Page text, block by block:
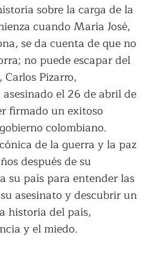
sobre la carga de la
cuando María José,
se da cuenta de que no
no puede escapar del
Pizarro,
el 26 de abril de
firmado un exitoso
colombiano.
de la guerra y la paz
después de su
su país para entender las
asesinato y descubrir un
historia del país,
y el miedo.